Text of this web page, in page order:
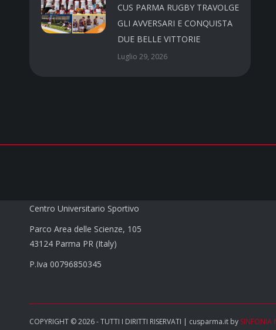
CUS PARMA RUGBY TRAVOLGE
GLI AVVERSARI E CONQUISTA
DUE BELLE VITTORIE
Luglio 29, 2026
Centro Universitario Sportivo
Parco Area delle Scienze, 105
43124 Parma PR (Italy)
P.Iva 00796850345
COPYRIGHT © 2026 - TUTTI I DIRITTI RISERVATI | cusparma.it by SINFONIA